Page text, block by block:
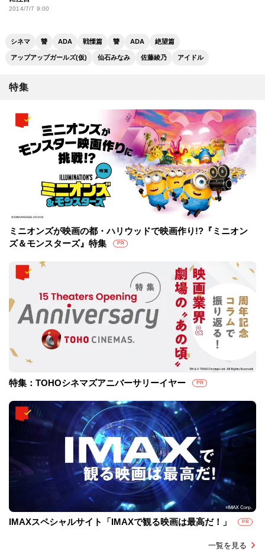
2014/7/7 9:00
シネマ 讐 ADA 戦慄篇 讐 ADA 絶望篇
アップアップガールズ(仮) 仙石みなみ 佐藤綾乃 アイドル
特集
ミニオンズが映画の都・ハリウッドで映画作り!?『ミニオン
ズ＆モンスターズ』特集
PR
特集：TOHOシネマズアニバーサリーイヤー PR
IMAXスペシャルサイト「IMAXで観る映画は最高だ！」 PR
一覧を見る